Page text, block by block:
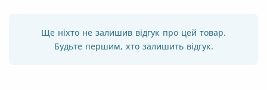
Ще ніхто не залишив відгук про цей товар.
Будьте першим, хто залишить відгук.